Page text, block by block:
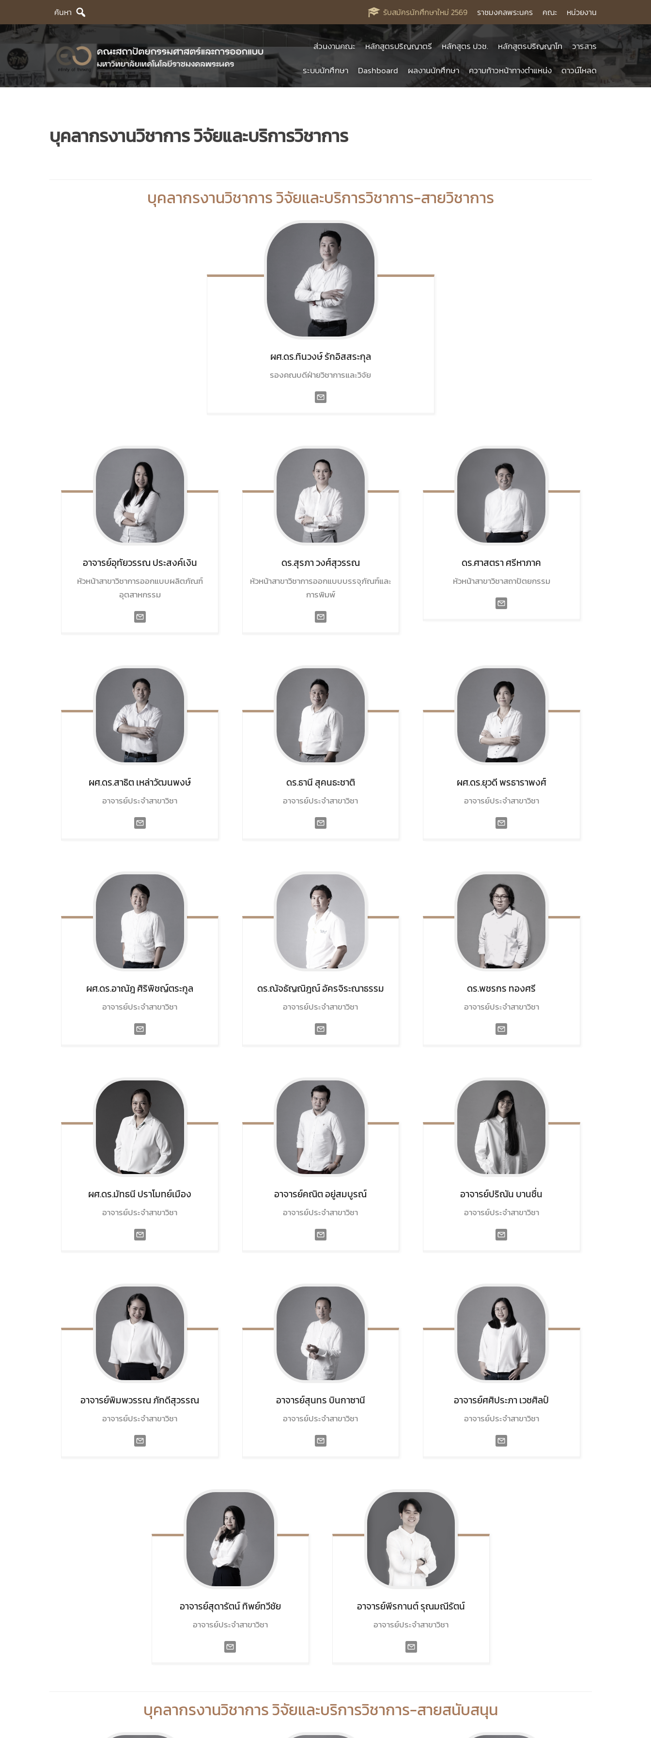
content
ค้นหา รับสมัครนักศึกษาใหม่ 2569 ราชมงคลพระนคร คณะ หน่วยงาน
ส่วนงานคณะ หลักสูตรปริญญาตรี หลักสูตร ปวช. หลักสูตรปริญญาโท
วารสาร
ระบบนักศึกษา
Dashboard ผลงานนักศึกษา ความก้าวหน้าทางตำแหน่ง ดาวน์โหลด
บุคลากรงานวิชาการ วิจัยและบริการวิชาการ
บุคลากรงานวิชาการ วิจัยและบริการวิชาการ-สายวิชาการ
ผศ.ดร.ทินวงษ์รักอิสสระกุล
รองคณบดีฝ่ายวิชาการและวิจัย
อาจารย์อุทัยวรรณ ประสงค์เงิน
หัวหน้าสาขาวิชาการออกแบบผลิตภัณฑ์
อุตสาหกรรม
ดร.สุรภาวงศ์สุวรรณ
หัวหน้าสาขาวิชาการออกแบบบรรจุภัณฑ์และ
การพิมพ์
ดร.ศาสตราศรีหาภาค
หัวหน้าสาขาวิชาสถาปัตยกรรม
ผศ.ดร.สาธิต เหล่าวัฒนพงษ์
อาจารย์ประจำสาขาวิชา
ดร.ธานี สุคนธะชาติ
อาจารย์ประจำสาขาวิชา
ผศ.ดร.ยุวดีพรธาราพงศ์
อาจารย์ประจำสาขาวิชา
ผศ.ดร.อาณัฎ ศิริพิชญ์ตระกูล
อาจารย์ประจำสาขาวิชา
ดร.ณัจธัญณิฎณ์อัครจิระณาธรรม
อาจารย์ประจำสาขาวิชา
ดร.พชรกร ทองศรี
อาจารย์ประจำสาขาวิชา
ผศ.ดร.มัทธนี ปราโมทย์เมือง
อาจารย์ประจำสาขาวิชา
อาจารย์คณิต อยู่สมบูรณ์
อาจารย์ประจำสาขาวิชา
อาจารย์ปริณัน บานชื่น
อาจารย์ประจำสาขาวิชา
อาจารย์พิมพวรรณ ภักดีสุวรรณ
อาจารย์ประจำสาขาวิชา
อาจารย์สุนทร บินกาซานี
อาจารย์ประจำสาขาวิชา
อาจารย์ศศิประภาเวชศิลป์
อาจารย์ประจำสาขาวิชา
อาจารย์สุดารัตน์ทิพย์ทวีชัย
อาจารย์ประจำสาขาวิชา
อาจารย์พีรกานต์รุณมณีรัตน์
อาจารย์ประจำสาขาวิชา
บุคลากรงานวิชาการ วิจัยและบริการวิชาการ-สายสนับสนุน